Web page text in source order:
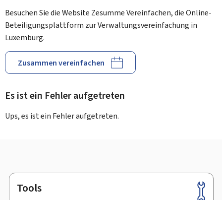
Besuchen Sie die Website Zesumme Vereinfachen, die Online-
Beteiligungsplattform zur Verwaltungsvereinfachung in
Luxemburg.
Zusammen vereinfachen
Es ist ein Fehler aufgetreten
Ups, es ist ein Fehler aufgetreten.
Footer
Tools